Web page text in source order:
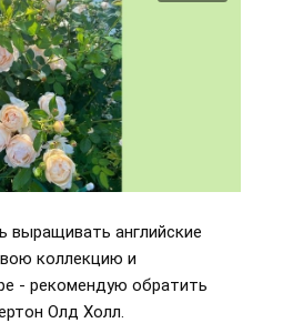
выращивать английские
коллекцию и
- рекомендую обратить
Олд Холл.